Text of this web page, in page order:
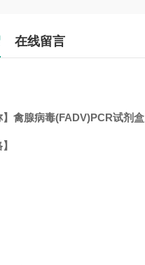
在线留言
】禽腺病毒(FADV)PCR试剂盒